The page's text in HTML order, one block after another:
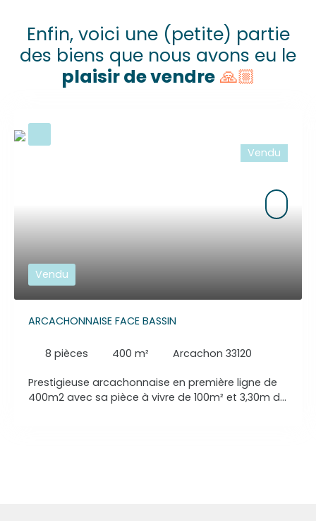
Enfin, voici une (petite) partie
des biens que nous avons eu le
plaisir de vendre 🙏🏼
Vendu
Vendu
ARCACHONNAISE FACE BASSIN
8 pièces 400 m² Arcachon 33120
Prestigieuse arcachonnaise en première ligne de
400m2 avec sa pièce à vivre de 100m² et 3,30m de